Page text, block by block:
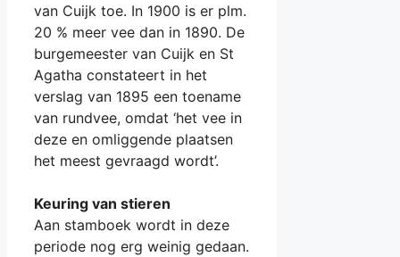
van Cuijk toe. In 1900 is er plm.
20 % meer vee dan in 1890. De
burgemeester van Cuijk en St
Agatha constateert in het
verslag van 1895 een toename
van rundvee, omdat ‘het vee in
deze en omliggende plaatsen
het meest gevraagd wordt’.
Keuring van stieren
Aan stamboek wordt in deze
periode nog erg weinig gedaan.